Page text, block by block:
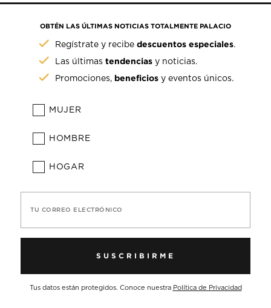
OBTÉN LAS ÚLTIMAS NOTICIAS TOTALMENTE PALACIO
Regístrate y recibedescuentos especiales.
Las últimastendencias y noticias.
Promociones, beneficios y eventos únicos.
MUJER
HOMBRE
HOGAR
TU CORREO ELECTRÓNICO
SUSCRIBIRME
Tus datos están protegidos. Conoce nuestra Política de Privacidad